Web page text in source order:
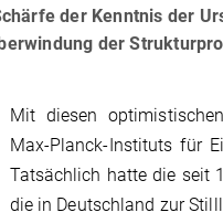
der Kenntnis der
der
Mit diesen
Max-Planck-Instituts für
Tatsächlich hatte die seit
die in Deutschland zur